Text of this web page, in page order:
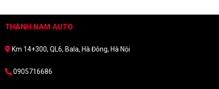
THÀNH NAM AUTO
Km 14+300, QL6, Bala, Hà Đông, Hà Nội
0905716686